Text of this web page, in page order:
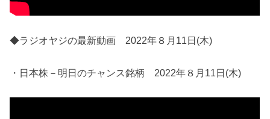
◆ラジオヤジの最新動画 2022年８月11日(木)
・日本株－明日のチャンス銘柄 2022年８月11日(木)